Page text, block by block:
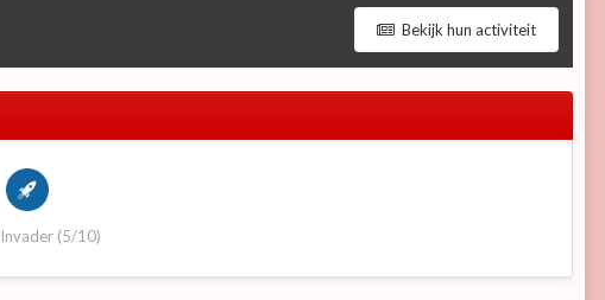
Bekijk hun activiteit
(5/10)